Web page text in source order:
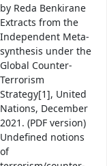
by Reda Benkirane
Extracts from the
Independent Meta-
synthesis under the
Global Counter-
Terrorism
Strategy[1], United
Nations, December
2021. (PDF version)
Undefined notions
of